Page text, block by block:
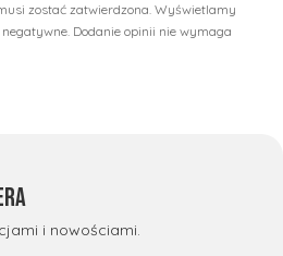
zostać zatwierdzona. Wyświetlamy
Dodanie opinii nie wymaga
i nowościami.